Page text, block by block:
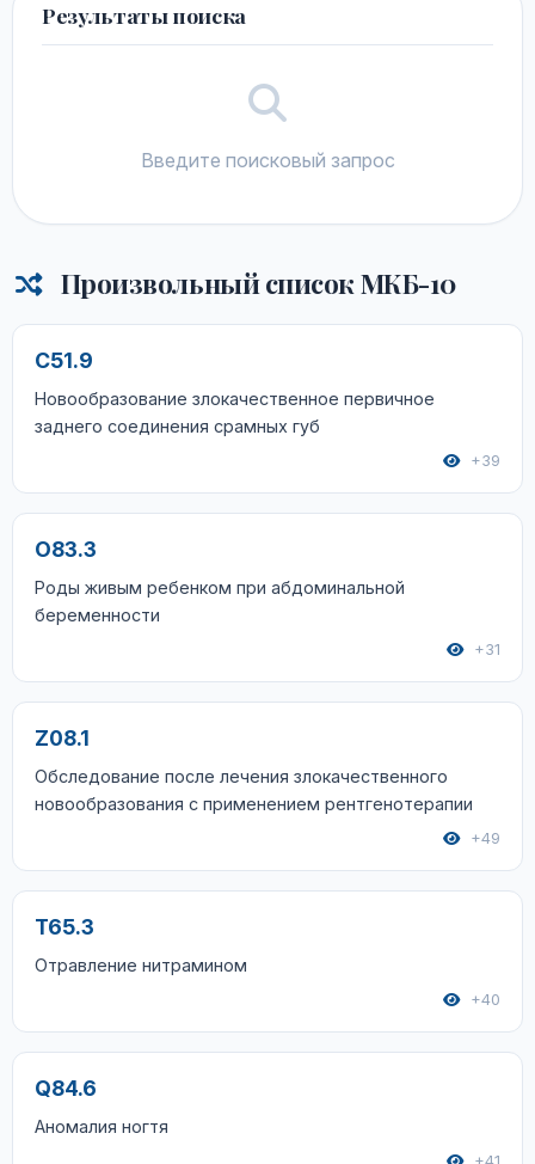
Результаты поиска
Введите поисковый запрос
Произвольный список МКБ-10
C51.9
Новообразование злокачественное первичное
заднего соединения срамных губ
+39
O83.3
Роды живым ребенком при абдоминальной
беременности
+31
Z08.1
Обследование после лечения злокачественного
новообразования с применением рентгенотерапии
+49
T65.3
Отравление нитрамином
+40
Q84.6
Аномалия ногтя